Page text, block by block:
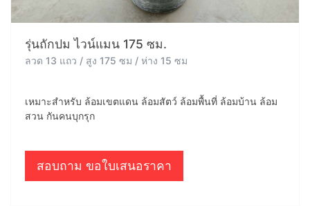
รุ่นถักปม ไวน์แมน 175 ซม.
ลวด 13 แถว / สูง 175 ซม / ห่าง 15 ซม
เหมาะสำหรับ ล้อมเขตแดน ล้อมสัตว์ ล้อมพื้นที่ ล้อมบ้าน ล้อม
สวน กันคนบุกรุก
สอบถาม ขอใบเสนอราคา